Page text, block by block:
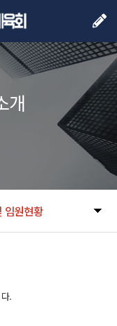
임원현황
개
.